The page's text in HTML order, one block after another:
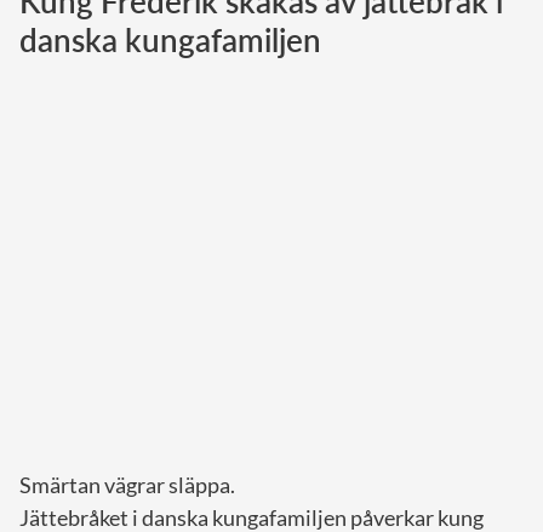
Norska kungahuset
danska kungafamiljen
Smärtan vägrar släppa.
Jättebråket i danska kungafamiljen påverkar kung